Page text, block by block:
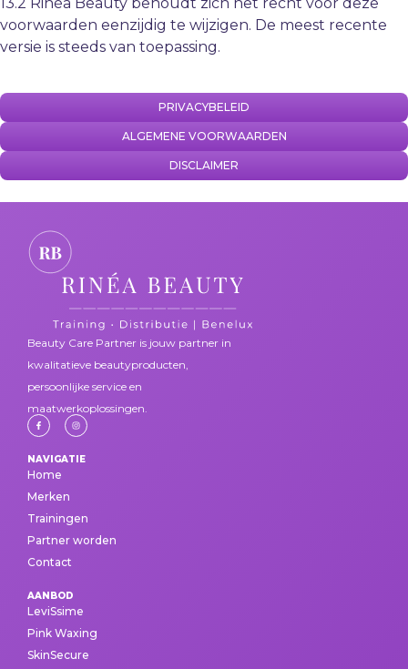
voorwaarden eenzijdig te wijzigen. De meest recente
versie is steeds van toepassing.
PRIVACYBELEID
ALGEMENE VOORWAARDEN
DISCLAIMER
Beauty Care Partner is jouw partner in
kwalitatieve beautyproducten,
persoonlijke service en
maatwerkoplossingen.
NAVIGATIE
Home
Merken
Trainingen
Partner worden
Contact
AANBOD
LeviSsime
Pink Waxing
SkinSecure